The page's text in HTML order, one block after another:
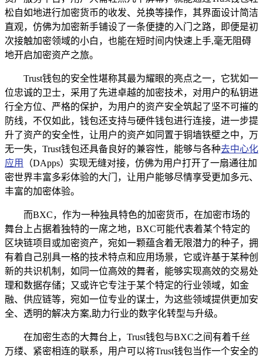
松自如地进行加密货币的收发、兑换等操作，其界面设计简洁
直观，仿佛为加密新手铺设了一条便捷的入门之路，即便是初
次接触加密领域的小白，也能在短时间内快速上手,毫无阻碍
地开启加密资产之旅。
Trust钱包的安全性堪称其最为耀眼的亮点之一，它犹如一
位忠诚的卫士，采用了先进卓越的加密技术，对用户的私钥进
行全方位、严格的保护，为用户的资产安全筑起了坚不可摧的
防线，不仅如此，钱包还支持与硬件钱包进行连接，进一步提
升了资产的安全性，让用户的资产如同置于铜墙铁壁之中，万
无一失，Trust钱包还具备良好的兼容性，能够与各种去中心化
应用
（DApps）实现无缝对接，仿佛为用户打开了一扇通往加
密世界丰富多彩体验的大门，让用户能够尽情享受更加多元、
丰富的加密体验。
而BXC，作为一种独具特色的加密货币，在加密市场的
舞台上占据着独特的一席之地，BXC可能代表着某个特定的
区块链项目或加密资产，宛如一颗蕴含着无限潜力的种子，拥
有着自己别具一格的技术特点和应用场景，它或许基于某种创
新的共识机制，如同一位高效的舞者，能够实现高效的交易处
理和数据存储；又或许它专注于某个特定的行业领域，如金
融、供应链等，宛如一位专业的谋士，为这些领域提供更加安
全、透明的解决方案,助力行业的数字化转型与升级。
在加密生态的大舞台上，Trust钱包与BXC之间有着千丝
万缕、紧密相连的联系，用户可以将Trust钱包当作一个安全的